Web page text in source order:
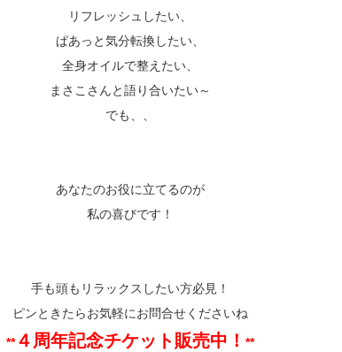
リフレッシュしたい、
ぱあっと気分転換したい、
全身オイルで整えたい、
まさこさんと語り合いたい～
でも、、
あなたのお役に立てるのが
私の喜びです！
手も頭もリラックスしたい方必見！
ピンときたらお気軽にお問合せくださいね
**４周年記念チケット販売中！ **